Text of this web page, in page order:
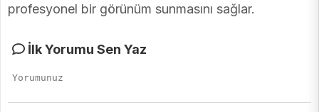
profesyonel bir görünüm sunmasını sağlar.
İlk Yorumu Sen Yaz